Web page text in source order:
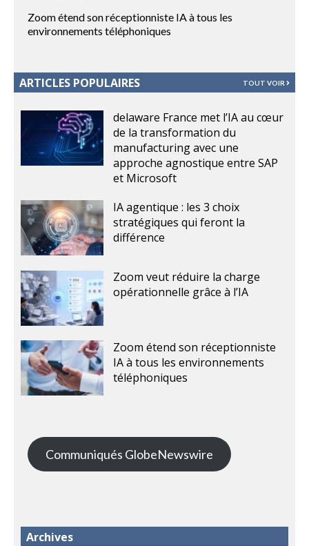
Zoom étend son réceptionniste IA à tous les
environnements téléphoniques
ARTICLES POPULAIRES TOUT VOIR
delaware France met l’IA au cœur
de la transformation du
manufacturing avec une
approche agnostique entre SAP
et Microsoft
IA agentique : les 3 choix
stratégiques qui feront la
différence
Zoom veut réduire la charge
opérationnelle grâce à l’IA
Zoom étend son réceptionniste
IA à tous les environnements
téléphoniques
Communiqués GlobeNewswire
Archives